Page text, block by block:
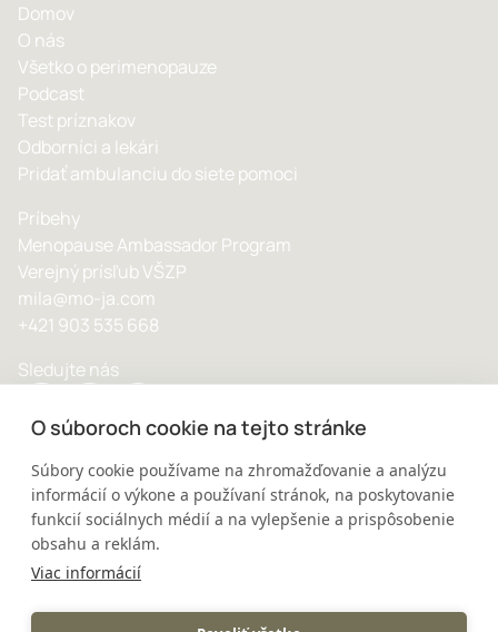
O súboroch cookie na tejto stránke
Súbory cookie používame na zhromažďovanie a analýzu
informácií o výkone a používaní stránok, na poskytovanie
funkcií sociálnych médií a na vylepšenie a prispôsobenie
obsahu a reklám.
Viac informácií
Domov
O nás
Všetko o perimenopauze
Podcast
Test príznakov
Odborníci a lekári
Pridať ambulanciu do siete pomoci
Príbehy
Menopause Ambassador Program
Verejný prísľub VŠZP
mila@mo-ja.com
+421 903 535 668
Sledujte nás
© 2025 MOJA - Všetky práva vyhradené
Ochrana osobných údajov
a edukačný charakter. Nie sú náhradou lekárskej starostlivosti.